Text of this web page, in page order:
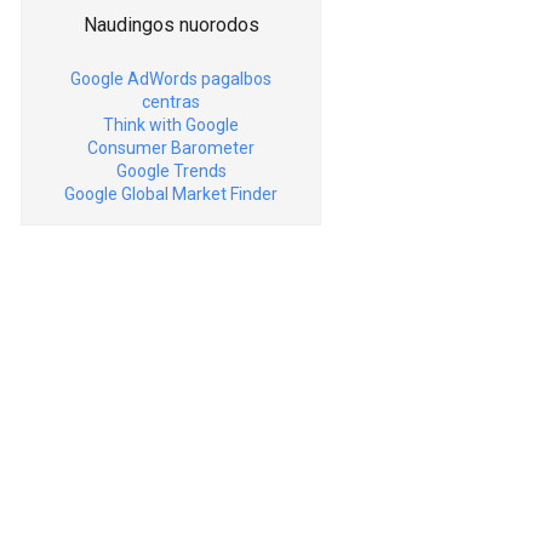
Naudingos nuorodos
Google AdWords pagalbos
centras
Think with Google
Consumer Barometer
Google Trends
Google Global Market Finder